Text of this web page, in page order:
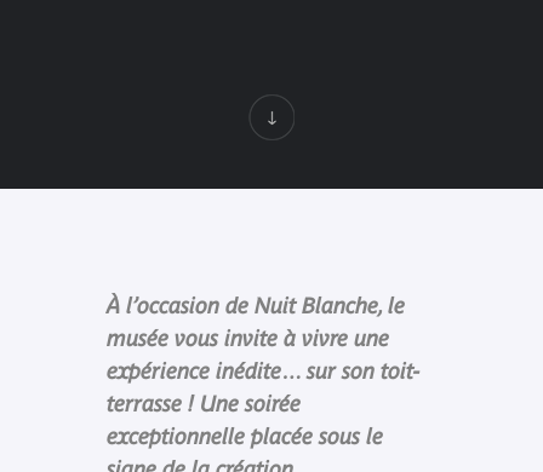
À l’occasion de Nuit Blanche, le
musée vous invite à vivre une
expérience inédite… sur son toit-
terrasse ! Une soirée
exceptionnelle placée sous le